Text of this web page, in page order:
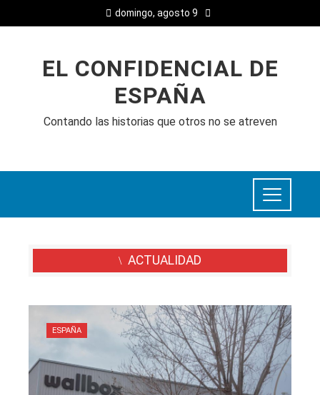
domingo, agosto 9
EL CONFIDENCIAL DE
ESPAÑA
Contando las historias que otros no se atreven
ACTUALIDAD
ESPAÑA